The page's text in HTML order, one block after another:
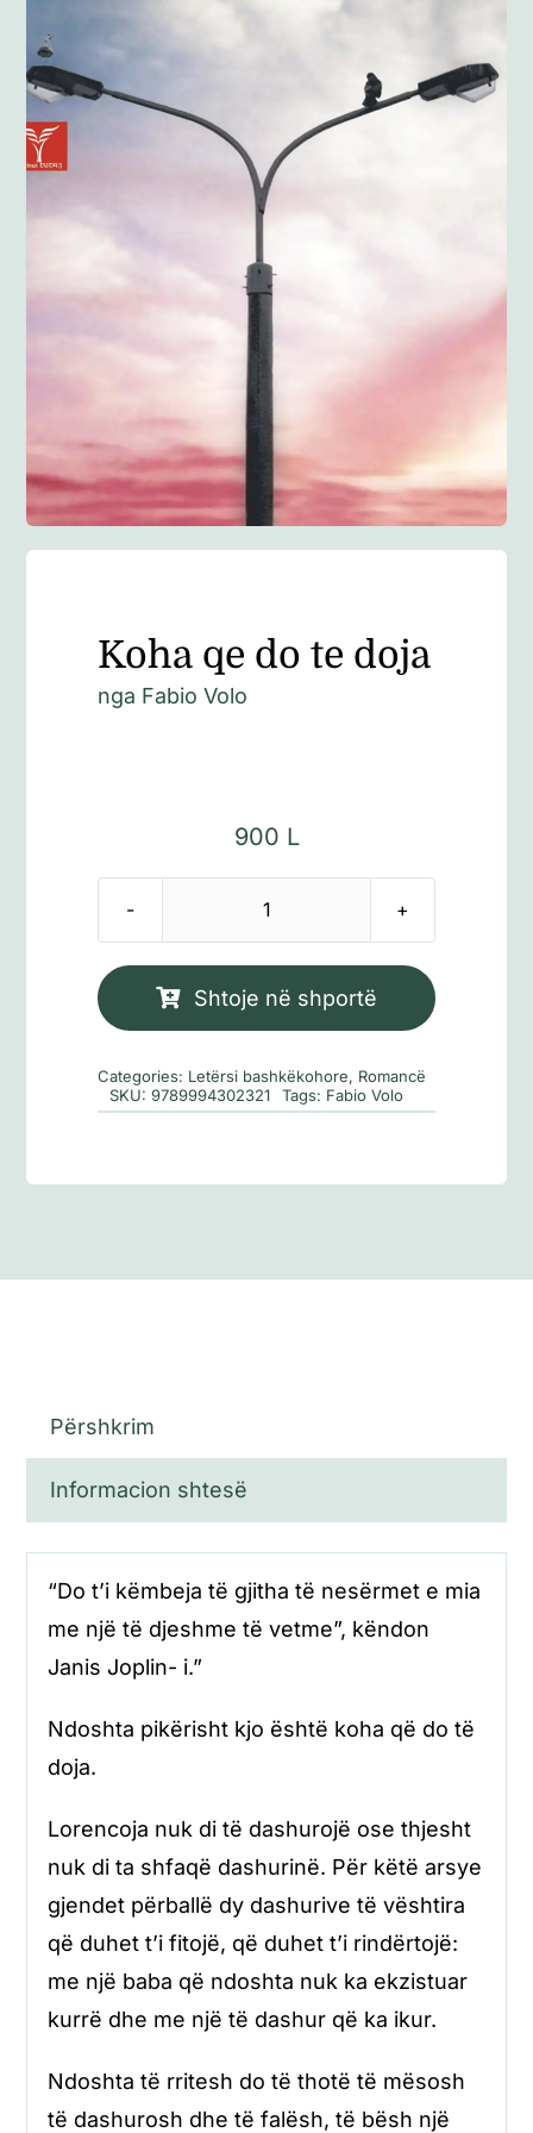
Ditarë
Evente
Blog
Koha qe do te doja
nga Fabio Volo
900 L
Sasi
qe
doja
Shtoje në shportë
Categories: Letërsi bashkëkohore, Romancë
SKU:9789994302321 Tags: Fabio Volo
Përshkrim
Informacion shtesë
“Do t’i këmbeja të gjitha të nesërmet e mia
me një të djeshme të vetme”, këndon
Janis Joplin- i.”
Ndoshta pikërisht kjo është koha që do të
doja.
Lorencoja nuk di të dashurojë ose thjesht
nuk di ta shfaqë dashurinë. Për këtë arsye
gjendet përballë dy dashurive të vështira
që duhet t’i fitojë, që duhet t’i rindërtojë:
me një baba që ndoshta nuk ka ekzistuar
kurrë dhe me një të dashur që ka ikur.
Ndoshta të rritesh do të thotë të mësosh
të dashurosh dhe të falësh, të bësh një